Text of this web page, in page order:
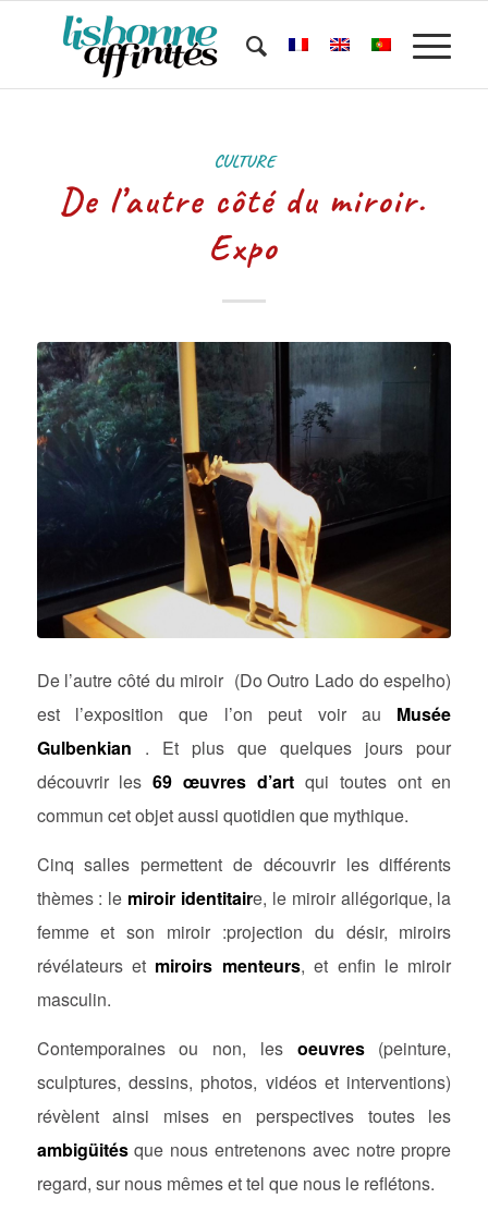
CULTURE
De l’autre côté du miroir.
Expo
De l’autre côté du miroir (Do Outro Lado do espelho)
est l’exposition que l’on peut voir au Musée
Gulbenkian . Et plus que quelques jours pour
découvrir les 69 œuvres d’art qui toutes ont en
commun cet objet aussi quotidien que mythique.
Cinq salles permettent de découvrir les différents
thèmes : le miroir identitaire, le miroir allégorique, la
femme et son miroir :projection du désir, miroirs
révélateurs et miroirs menteurs, et enfin le miroir
masculin.
Contemporaines ou non, les oeuvres(peinture,
sculptures, dessins, photos, vidéos et interventions)
révèlent ainsi mises en perspectives toutes les
ambigüitésque nous entretenons avec notre propre
regard, sur nous mêmes et tel que nous le reflétons.